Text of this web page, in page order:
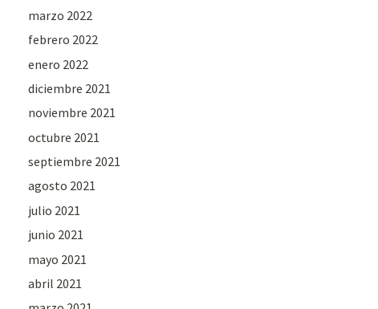
marzo 2022
febrero 2022
enero 2022
diciembre 2021
noviembre 2021
octubre 2021
septiembre 2021
agosto 2021
julio 2021
junio 2021
mayo 2021
abril 2021